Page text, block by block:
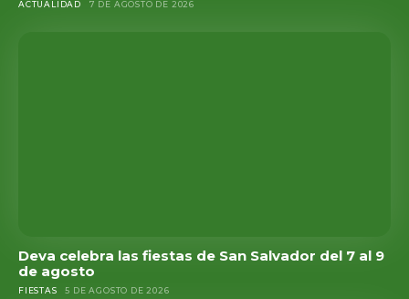
ACTUALIDAD 7 DE AGOSTO DE 2026
Deva celebra las fiestas de San Salvador del 7 al 9
de agosto
FIESTAS 5 DE AGOSTO DE 2026